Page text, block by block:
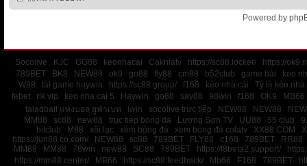
Powered by
Socolive KJC GG88 keonhacai Cakhiatv https://sc88.locker/
https://
789BET
BK8 NEW88 ok9 go88 fly88 cm88 b52club game bài
keo
W88
tải game haywin https://sc88.group/ f168 kèo nhà cái
Tỷ lệ kèo nhà
febet
rik vip keo nha cai 5 Haywin go88 say88 98win f168 OK9
MB66
taladball แทงบอล ยูฟ่าเบท
iwin socolive trực tiếp NEW88 NEW88
MM88
sc88 new88 truc tiep bong da Lương Sơn TV UU88 55 club
hitclub
M88 xôi lạc xem bóng đá xem bóng đá colatv XX88.COM
https://jun88.co.com/
NEW88 sc88 789BET FLY88 c168 789BET
RR88
MM88
MM88 78win new88 SC88 789BET https://f8beta2.support/
https://mm88.center/
MB66 https://sc88.feedback/ Mb66 F168 789BET